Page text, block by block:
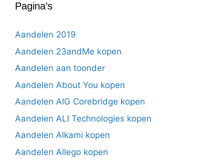
Pagina’s
Aandelen 2019
Aandelen 23andMe kopen
Aandelen aan toonder
Aandelen About You kopen
Aandelen AIG Corebridge kopen
Aandelen ALI Technologies kopen
Aandelen Alkami kopen
Aandelen Allego kopen